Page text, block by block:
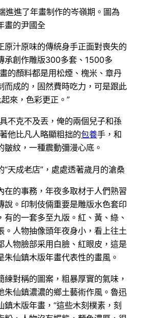
進進了年畫制作的岑嶺期。圖為
畫的尹國全
原汁原味的傳統身手正面對喪失的
承創作雕版300多套、1500多
的顏料都是用松煙、槐米、章丹
而成的，固然費時吃力，可是跟此
來，色彩更正。”
不克不及丟，俺的兩個兒子和孫
他比凡人略顯粗拙的包養手，和
皺紋，一種震動彌漫心底。
“天成老店”，處處透著歲月的滄桑
在的事務，年夜多取材于人們熟習
說。印制伎倆重要是雕版水色套印
有的一套多至九版。紅、黃、綠、
。人物抽像頭年夜身小，看上往土
人物臉部采用白臉、紅眼皮，這是
朱仙鎮木版年畫代表性的畫風。
練對稱的圖案，粗暴厚實的氣味，
朱仙鎮濃濃的鄉土藝術作風。魯迅
鎮木版年畫，“這些木刻樸素，刻